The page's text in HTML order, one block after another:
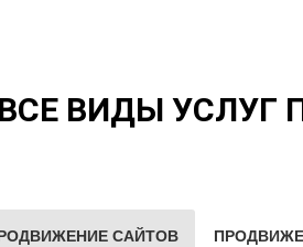
ВСЕ ВИДЫ УСЛУГ
САЙТОВ